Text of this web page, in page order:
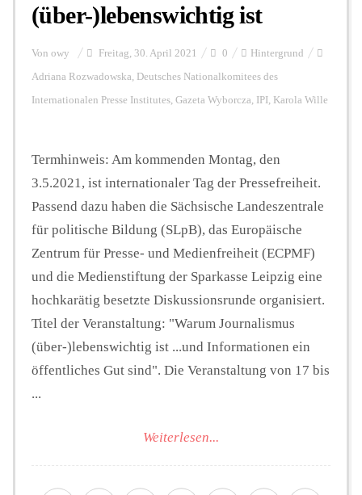
(über-)lebenswichtig ist
Von owy Freitag, 30. April 2021 0 Hintergrund
Adriana Rozwadowska, Deutsches Nationalkomitees des
Internationalen Presse Institutes, Gazeta Wyborcza, IPI, Karola Wille
Termhinweis: Am kommenden Montag, den
3.5.2021, ist internationaler Tag der Pressefreiheit.
Passend dazu haben die Sächsische Landeszentrale
für politische Bildung (SLpB), das Europäische
Zentrum für Presse- und Medienfreiheit (ECPMF)
und die Medienstiftung der Sparkasse Leipzig eine
hochkarätig besetzte Diskussionsrunde organisiert.
Titel der Veranstaltung: "Warum Journalismus
(über-)lebenswichtig ist ...und Informationen ein
öffentliches Gut sind". Die Veranstaltung von 17 bis
...
Weiterlesen...